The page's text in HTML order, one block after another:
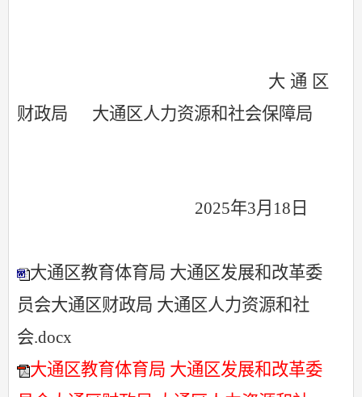
大通区
财政局
大通区人力资源和社会保障局
2025年3月 18 日
大通区教育体育局 大通区发展和改革委
员会大通区财政局 大通区人力资源和社
会.docx
大通区教育体育局 大通区发展和改革委